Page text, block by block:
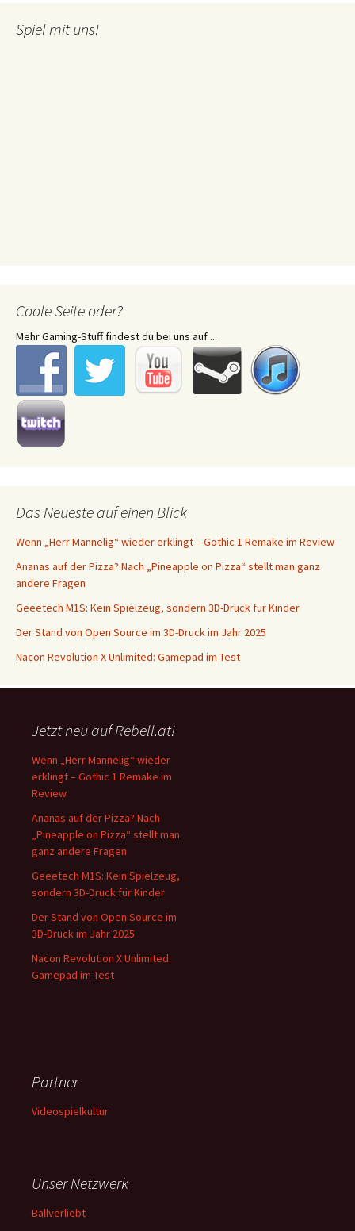
Spiel mit uns!
Coole Seite oder?
Mehr Gaming-Stuff findest du bei uns auf ...
Das Neueste auf einen Blick
Wenn „Herr Mannelig“ wieder erklingt – Gothic 1 Remake im Review
Ananas auf der Pizza? Nach „Pineapple on Pizza“ stellt man ganz
andere Fragen
Geeetech M1S: Kein Spielzeug, sondern 3D-Druck für Kinder
Der Stand von Open Source im 3D-Druck im Jahr 2025
Nacon Revolution X Unlimited: Gamepad im Test
Jetzt neu auf Rebell.at!
Wenn „Herr Mannelig“ wieder
erklingt – Gothic 1 Remake im
Review
Ananas auf der Pizza? Nach
„Pineapple on Pizza“ stellt man
ganz andere Fragen
Geeetech M1S: Kein Spielzeug,
sondern 3D-Druck für Kinder
Der Stand von Open Source im
3D-Druck im Jahr 2025
Nacon Revolution X Unlimited:
Gamepad im Test
Partner
Videospielkultur
Unser Netzwerk
Ballverliebt